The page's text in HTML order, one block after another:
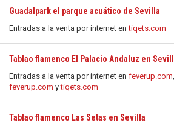
Guadalpark el parque acuático de Sevilla
Entradas a la venta por internet entiqets.com
Tablao flamenco El Palacio Andaluz en
Entradas a la venta por internet en feverup.com,
feverup.com ytiqets.com
Tablao flamenco Las Setas en Sevilla